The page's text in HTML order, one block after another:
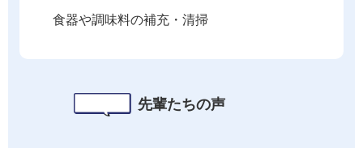
食器や調味料の補充・清掃
先輩たちの声